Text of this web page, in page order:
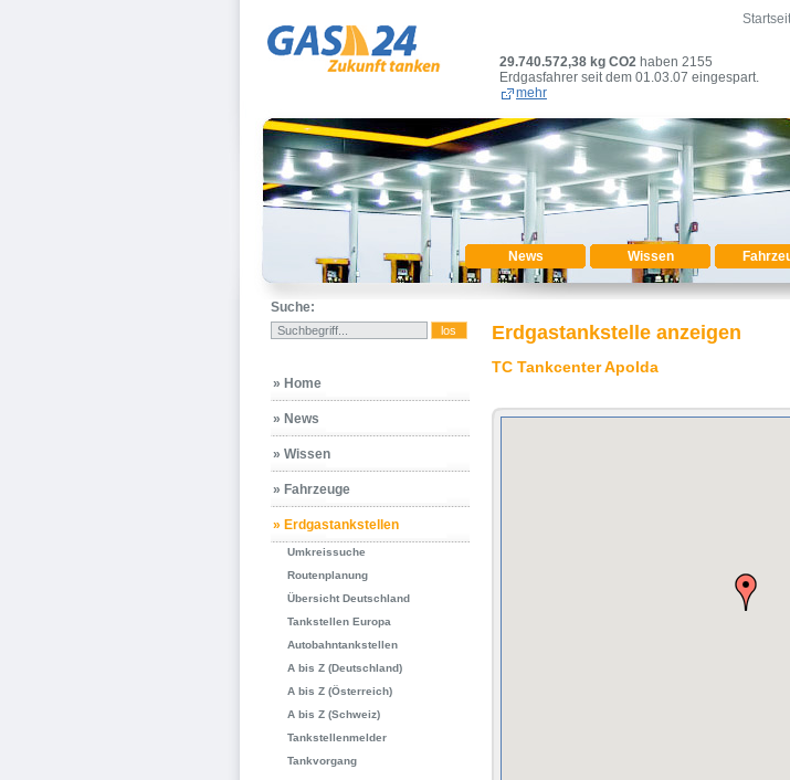
29.740.572,38 kg CO2 haben 2155
Erdgasfahrer seit dem 01.03.07 eingespart.
mehr
News Wissen
Suche:
» Home
» News
» Wissen
» Fahrzeuge
» Erdgastankstellen
Umkreissuche
Routenplanung
Übersicht Deutschland
Tankstellen Europa
Autobahntankstellen
A bis Z (Deutschland)
A bis Z (Österreich)
A bis Z (Schweiz)
Tankstellenmelder
Tankvorgang
Erdgastankstelle anzeigen
TC Tankcenter Apolda